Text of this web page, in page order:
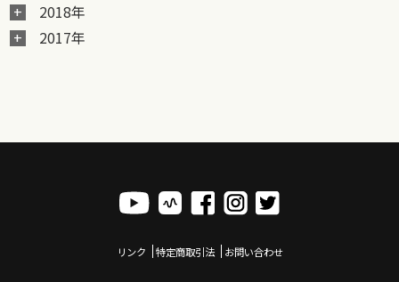
2018年
2017年
リンク 特定商取引法 お問い合わせ